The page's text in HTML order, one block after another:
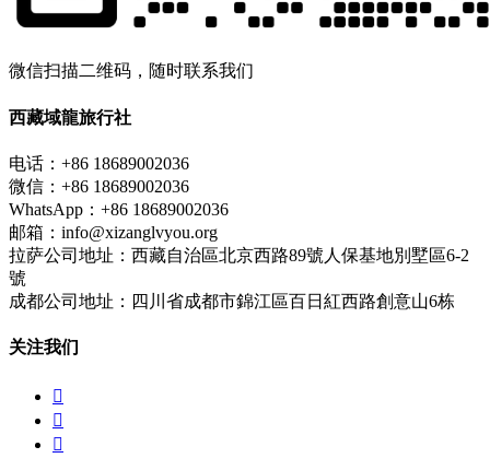
微信扫描二维码，随时联系我们
西藏域龍旅行社
电话：+86 18689002036
微信：+86 18689002036
WhatsApp：+86 18689002036
邮箱：info@xizanglvyou.org
拉萨公司地址：西藏自治區北京西路89號人保基地別墅區6-2
號
成都公司地址：四川省成都市錦江區百日紅西路創意山6栋
关注我们


